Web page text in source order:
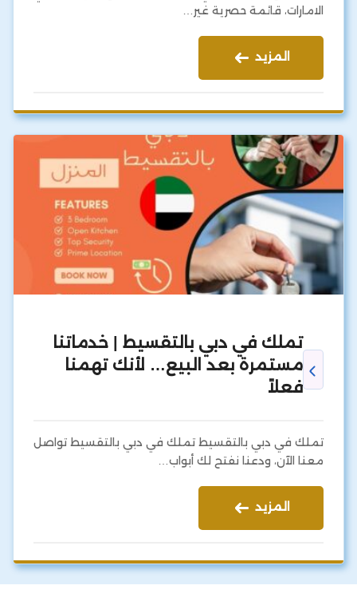
الامارات، قائمة حصرية غير…
المزيد
تملك في دبي بالتقسيط | خدماتنا
مستمرة بعد البيع… لأنك تهمنا
فعلاً
تملك في دبي بالتقسيط تملك في دبي بالتقسيط تواصل
معنا الآن، ودعنا نفتح لك أبواب…
المزيد